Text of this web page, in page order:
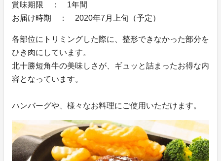
賞味期限 ： 1年間
お届け時期 ： 2020年7月上旬（予定）
各部位にトリミングした際に、整形できなかった部分を
ひき肉にしています。
北十勝短角牛の美味しさが、ギュッと詰まったお得な内
容となっています。
ハンバーグや、様々なお料理にご使用いただけます。